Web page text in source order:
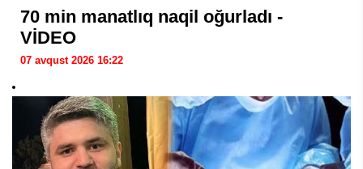
70 min manatlıq naqil oğurladı -
VİDEO
07 avqust 2026 16:22